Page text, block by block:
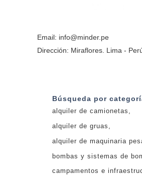
Email: info@minder.pe
Dirección: Miraflores. Lima -
Búsqueda por
alquiler de camionetas
alquiler de gruas
alquiler de maquinaria
bombas y sistemas de
campamentos e